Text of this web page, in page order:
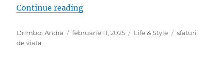
Continue reading„Invata sa spui „NU” pentru
Author
Drimboi Andra
Posted
februarie 11, 2025 Categories
Life & Style Tags
sfaturi
de viata